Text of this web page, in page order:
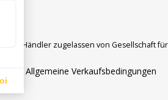
Händler zugelassen von Gesellschaft
Allgemeine Verkaufsbedingungen